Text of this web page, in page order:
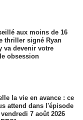
aux moins de 16
thriller signé Ryan
va devenir votre
obsession
la vie en avance : ce
attend dans l'épisode
7 août 2026